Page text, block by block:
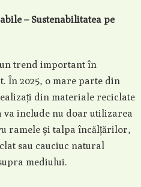
– Sustenabilitatea pe
trend important în
În 2025, o mare parte din
din materiale reciclate
va include nu doar utilizarea
ramele și talpa încălțărilor,
sau cauciuc natural
mediului.